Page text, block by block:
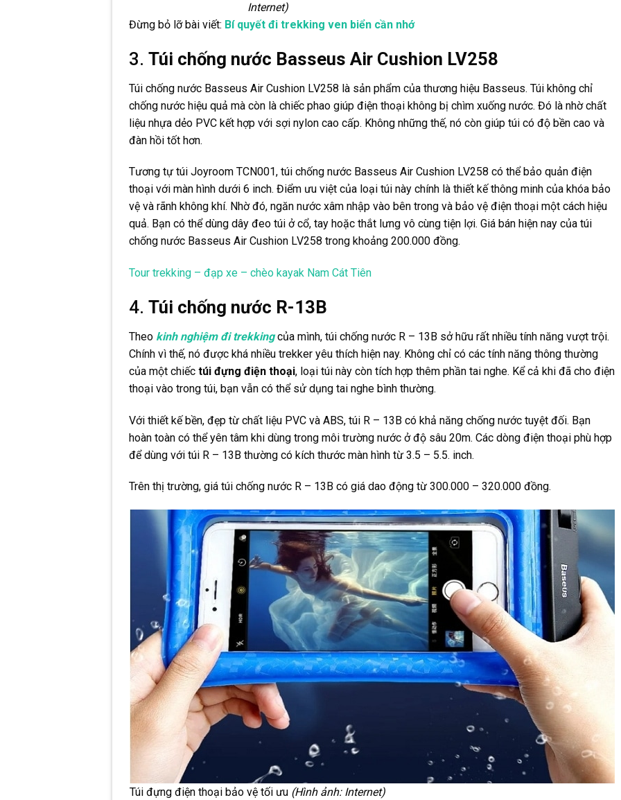
Internet)
Đừng bỏ lỡ bài viết: Bí quyết đi trekking ven biển cần nhớ
3. Túi chống nước Basseus Air Cushion LV258
Túi chống nước Basseus Air Cushion LV258 là sản phẩm của thương hiệu Basseus. Túi không chỉ
chống nước hiệu quả mà còn là chiếc phao giúp điện thoại không bị chìm xuống nước. Đó là nhờ chất
liệu nhựa dẻo PVC kết hợp với sợi nylon cao cấp. Không những thế, nó còn giúp túi có độ bền cao và
đàn hồi tốt hơn.
Tương tự túi Joyroom TCN001, túi chống nước Basseus Air Cushion LV258 có thể bảo quản điện
thoại với màn hình dưới 6 inch. Điểm ưu việt của loại túi này chính là thiết kế thông minh của khóa bảo
vệ và rãnh không khí. Nhờ đó, ngăn nước xâm nhập vào bên trong và bảo vệ điện thoại một cách hiệu
quả. Bạn có thể dùng dây đeo túi ở cổ, tay hoặc thắt lưng vô cùng tiện lợi. Giá bán hiện nay của túi
chống nước Basseus Air Cushion LV258 trong khoảng 200.000 đồng.
Tour trekking – đạp xe – chèo kayak Nam Cát Tiên
4. Túi chống nước R-13B
Theo kinh nghiệm đi trekking của mình, túi chống nước R – 13B sở hữu rất nhiều tính năng vượt trội.
Chính vì thế, nó được khá nhiều trekker yêu thích hiện nay. Không chỉ có các tính năng thông thường
của một chiếc túi đựng điện thoại, loại túi này còn tích hợp thêm phần tai nghe. Kể cả khi đã cho điện
thoại vào trong túi, bạn vẫn có thể sử dụng tai nghe bình thường.
Với thiết kế bền, đẹp từ chất liệu PVC và ABS, túi R – 13B có khả năng chống nước tuyệt đối. Bạn
hoàn toàn có thể yên tâm khi dùng trong môi trường nước ở độ sâu 20m. Các dòng điện thoại phù hợp
để dùng với túi R – 13B thường có kích thước màn hình từ 3.5 – 5.5. inch.
Trên thị trường, giá túi chống nước R – 13B có giá dao động từ 300.000 – 320.000 đồng.
Túi đựng điện thoại bảo vệ tối ưu (Hình ảnh: Internet)